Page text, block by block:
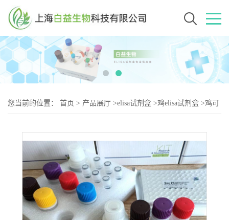
您当前的位置： 首页 > 产品展厅 >elisa试剂盒 >鸡elisa试剂盒 >鸡可